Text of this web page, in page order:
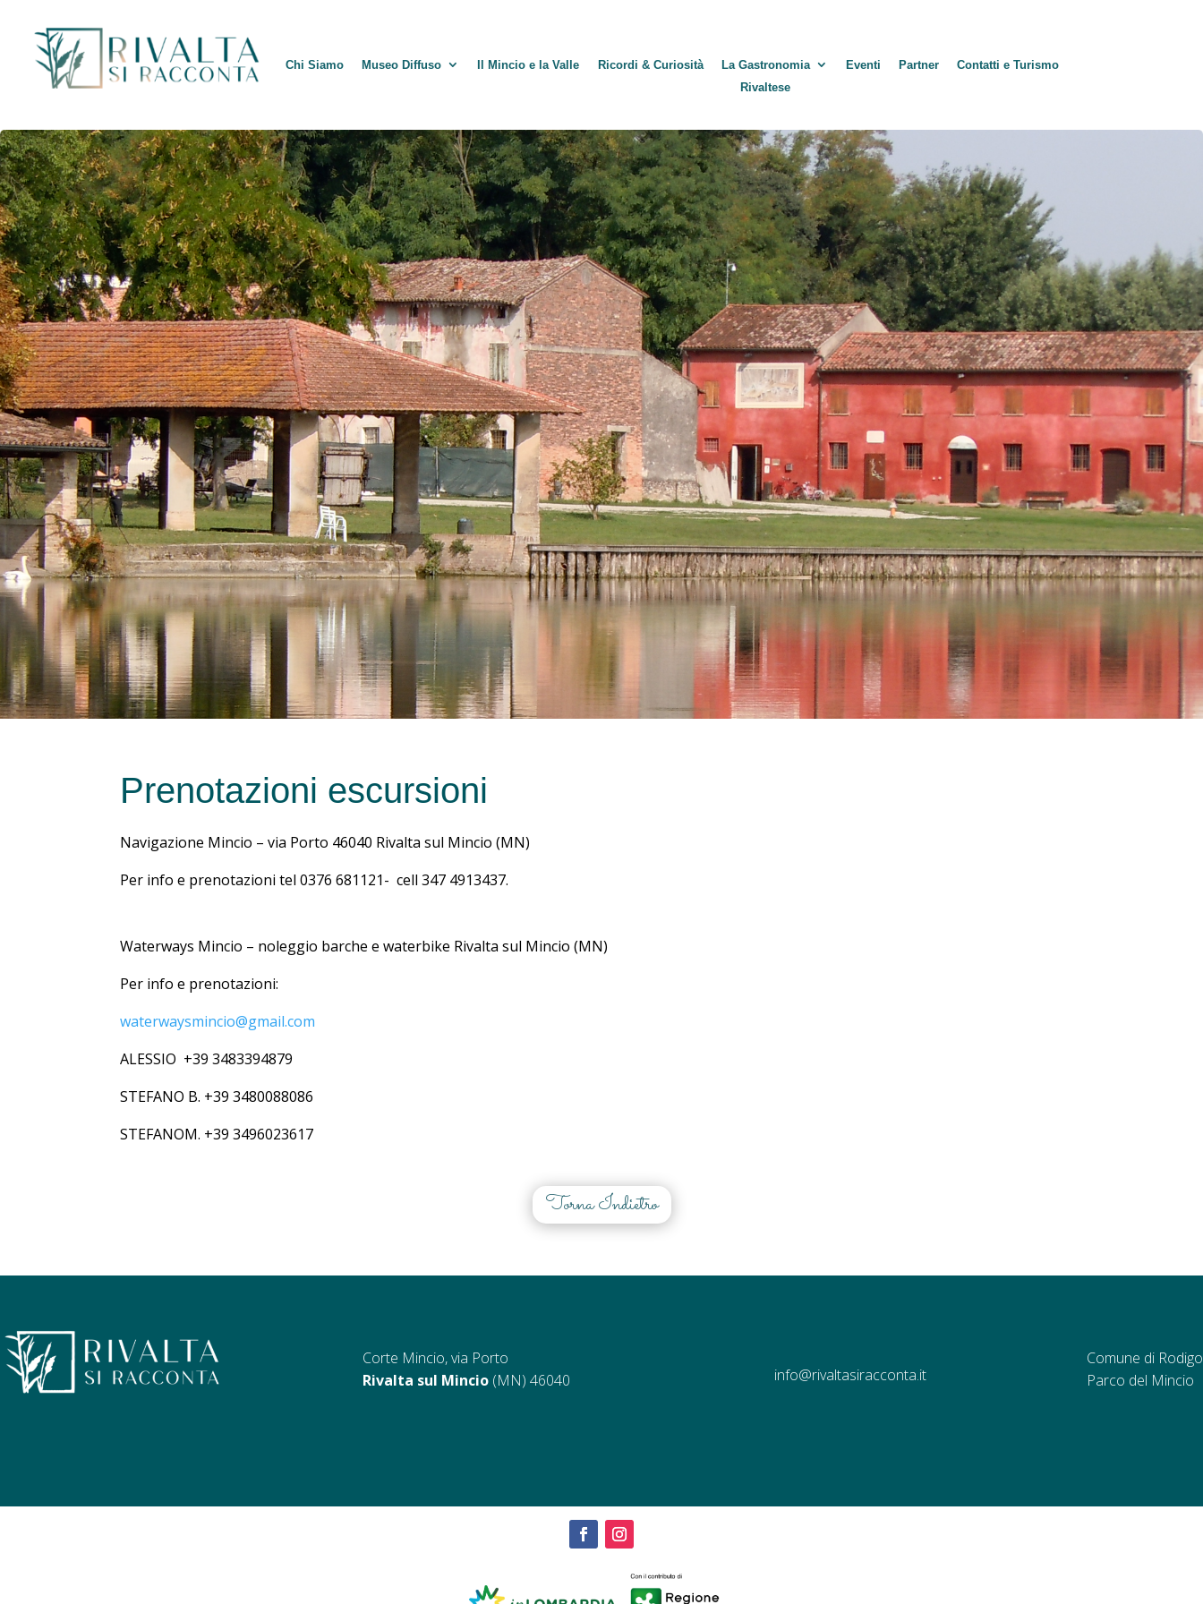
Chi Siamo Museo Diffuso Il Mincio e la Valle Ricordi & Curiosità
La Gastronomia
Rivaltese
Eventi Partner Contatti e Turismo
Prenotazioni escursioni
Navigazione Mincio – via Porto 46040 Rivalta sul Mincio (MN)
Per info e prenotazioni tel 0376 681121- cell 347 4913437.
Waterways Mincio – noleggio barche e waterbike Rivalta sul Mincio (MN)
Per info e prenotazioni:
waterwaysmincio@gmail.com
ALESSIO +39 3483394879
STEFANO B. +39 3480088086
STEFANOM. +39 3496023617
Torna Indietro
Corte Mincio, via Porto
Rivalta sul Mincio(MN) 46040 info@rivaltasiracconta.it
Comune di Rodigo
Parco del Mincio